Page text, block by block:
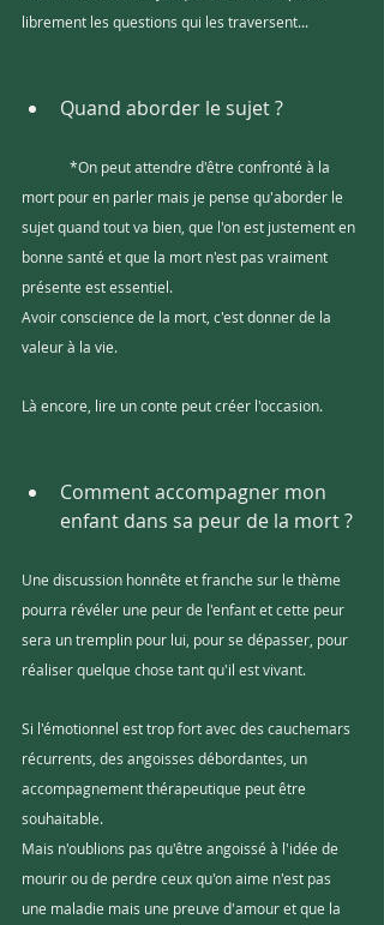
librement les questions qui les traversent...
Quand aborder le sujet ?
mort pour en parler mais je pense qu'aborder le
sujet quand tout va bien, que l'on est justement en
bonne santé et que la mort n'est pas vraiment
présente est essentiel.
Avoir conscience de la mort, c'est donner de la
valeur à la vie.
Là encore, lire un conte peut créer l'occasion.
Comment accompagner mon
enfant dans sa peur de la mort ?
Une discussion honnête et franche sur le thème
pourra révéler une peur de l'enfant et cette peur
sera un tremplin pour lui, pour se dépasser, pour
réaliser quelque chose tant qu'il est vivant.
Si l'émotionnel est trop fort avec des cauchemars
récurrents, des angoisses débordantes, un
accompagnement thérapeutique peut être
souhaitable.
Mais n'oublions pas qu'être angoissé à l'idée de
mourir ou de perdre ceux qu'on aime n'est pas
une maladie mais une preuve d'amour et que la